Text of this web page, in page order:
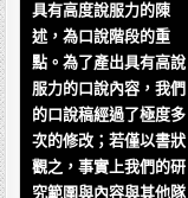
具有高度說服力的陳
述，為口說階段的重
點。為了產出具有高說
服力的口說內容，我們
的口說稿經過了極度多
次的修改；若僅以書狀
觀之，事實上我們的研
究範圍與內容與其他隊